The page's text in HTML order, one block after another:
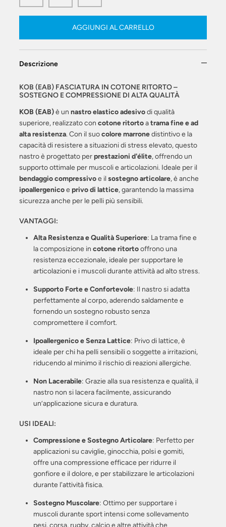
AGGIUNGI AL CARRELLO
Descrizione
KOB (EAB) FASCIATURA IN COTONE RITORTO –
SOSTEGNO E COMPRESSIONE DI ALTA QUALITÀ
KOB (EAB)è un nastro elastico adesivodi qualità
superiore, realizzato con cotone ritortoatrama fine e ad
alta resistenza. Con il suocolore marronedistintivo e la
capacità di resistere a situazioni di stress elevato, questo
nastro è progettato per prestazioni d'élite, offrendo un
supporto ottimale per muscoli e articolazioni. Ideale per il
bendaggio compressivoe il sostegno articolare, è anche
ipoallergenicoe privo di lattice, garantendo la massima
sicurezza anche per le pelli più sensibili.
VANTAGGI:
Alta Resistenza e Qualità Superiore: La trama fine e
la composizione in cotone ritortooffrono una
resistenza eccezionale, ideale per supportare le
articolazioni e i muscoli durante attività ad alto stress.
Supporto Forte e Confortevole: Il nastro si adatta
perfettamente al corpo, aderendo saldamente e
fornendo un sostegno robusto senza
compromettere il comfort.
Ipoallergenico e Senza Lattice: Privo di lattice, è
ideale per chi ha pelli sensibili o soggette a irritazioni,
riducendo al minimo il rischio di reazioni allergiche.
Non Lacerabile: Grazie alla sua resistenza e qualità, il
nastro non si lacera facilmente, assicurando
un’applicazione sicura e duratura.
USI IDEALI:
Compressione e Sostegno Articolare: Perfetto per
applicazioni su caviglie, ginocchia, polsi e gomiti,
offre una compressione efficace per ridurre il
gonfiore e il dolore, e per stabilizzare le articolazioni
durante l'attività fisica.
Sostegno Muscolare: Ottimo per supportare i
muscoli durante sport intensi come sollevamento